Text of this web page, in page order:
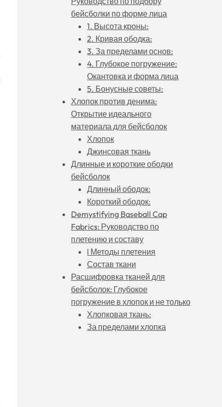
бейсболки по форме лица
1. Высота кроны:
2. Кривая ободка:
3. За пределами основ:
4. Глубокое погружение:
Окантовка и форма лица
5. Бонусные советы:
Хлопок против денима:
Открытие идеального
материала для бейсболок
Хлопок
Джинсовая ткань
Длинные и короткие ободки
бейсболок
Длинный ободок:
Короткий ободок:
Demystifying Baseball Cap
Fabrics: Руководство по
плетению и составу
l Методы плетения
Состав ткани
Расшифровка тканей для
бейсболок: Глубокое
погружение в хлопок и не только
Хлопковая ткань:
За пределами хлопка